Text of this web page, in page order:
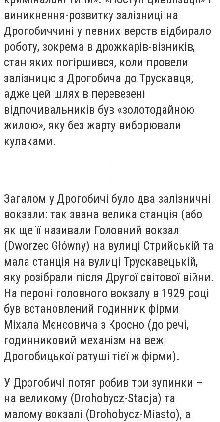
виникнення-розвитку залізниці на
Дрогобиччині у певних верств відбирало
роботу, зокрема в дрожкарів-візників,
стан яких погіршився, коли провели
залізницю з Дрогобича до Трускавця,
адже цей шлях в перевезені
відпочивальників був «золотодайною
жилою», яку без жарту виборювали
кулаками.
Загалом у Дрогобичі було два залізничні
вокзали: так звана велика станція (або
як ще її називали Головний вокзал
(Dworzec Główny) на вулиці Стрийській та
мала станція на вулиці Трускавецькій,
яку розібрали після Другої світової війни.
На пероні головного вокзалу в 1929 році
був встановлений годинник фірми
Міхала Мєнсовича з Кросно (до речі,
годинниковий механізм на вежі
Дрогобицької ратуші тієї ж фірми).
У Дрогобичі потяг робив три зупинки –
на великому (Drohobycz-Stacja) та
малому вокзалі (Drohobycz-Miasto), а